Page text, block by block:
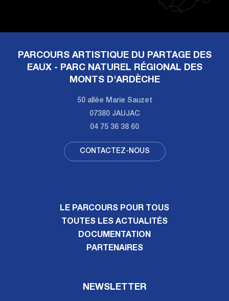
PARCOURS ARTISTIQUE DU PARTAGE DES
EAUX - PARC NATUREL RÉGIONAL DES
MONTS D'ARDÈCHE
50 allée Marie Sauzet
07380 JAUJAC
04 75 36 38 60
CONTACTEZ-NOUS
LE PARCOURS POUR TOUS
TOUTES LES ACTUALITÉS
DOCUMENTATION
PARTENAIRES
NEWSLETTER